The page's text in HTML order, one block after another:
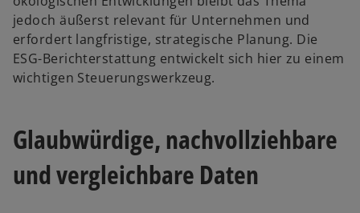
jedoch äußerst relevant für Unternehmen und
erfordert langfristige, strategische Planung. Die
ESG-Berichterstattung entwickelt sich hier zu einem
wichtigen Steuerungswerkzeug.
Glaubwürdige, nachvollziehbare
und vergleichbare Daten
w